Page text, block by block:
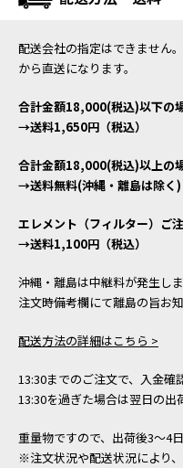
配送会社の指定はできません
から直送になります。
合計金額18,000(税込)以下の
→送料1,650円（税込）
合計金額18,000(税込)以上の
→送料無料(沖縄・離島は除く)
エレメント（フィルター）ご
→送料1,100円（税込）
沖縄・離島は中継料が発生し
注文時備考欄にて離島の旨お
配送方法の詳細はこちら >
13:30までのご注文で、入金確
13:30を過ぎた場合は翌日の出
重量物ですので、出荷後3～4
※注文状況や配送状況により